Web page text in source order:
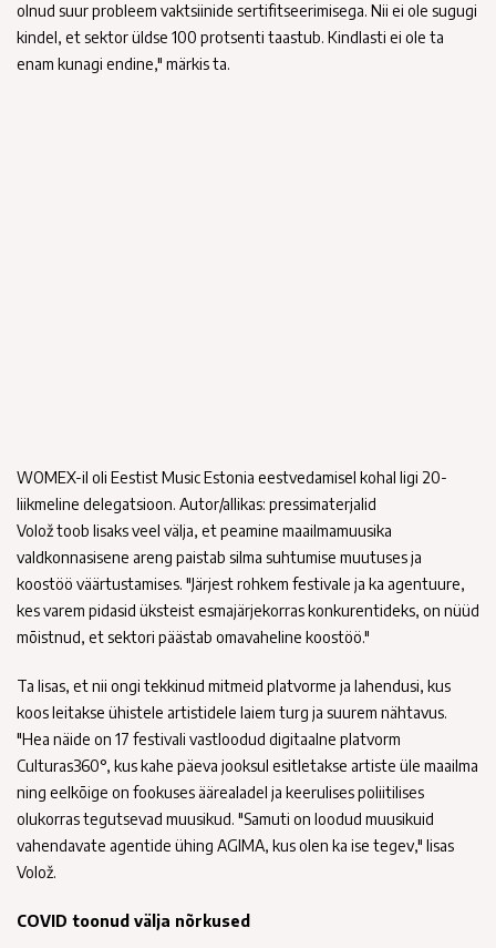
olnud suur probleem vaktsiinide sertifitseerimisega. Nii ei ole sugugi
kindel, et sektor üldse 100 protsenti taastub. Kindlasti ei ole ta
enam kunagi endine," märkis ta.
WOMEX-il oli Eestist Music Estonia eestvedamisel kohal ligi 20-
liikmeline delegatsioon. Autor/allikas: pressimaterjalid
Volož toob lisaks veel välja, et peamine maailmamuusika
valdkonnasisene areng paistab silma suhtumise muutuses ja
koostöö väärtustamises. "Järjest rohkem festivale ja ka agentuure,
kes varem pidasid üksteist esmajärjekorras konkurentideks, on nüüd
mõistnud, et sektori päästab omavaheline koostöö."
Ta lisas, et nii ongi tekkinud mitmeid platvorme ja lahendusi, kus
koos leitakse ühistele artistidele laiem turg ja suurem nähtavus.
"Hea näide on 17 festivali vastloodud digitaalne platvorm
Culturas360°, kus kahe päeva jooksul esitletakse artiste üle maailma
ning eelkõige on fookuses äärealadel ja keerulises poliitilises
olukorras tegutsevad muusikud. "Samuti on loodud muusikuid
vahendavate agentide ühing AGIMA, kus olen ka ise tegev," lisas
Volož.
COVID toonud välja nõrkused